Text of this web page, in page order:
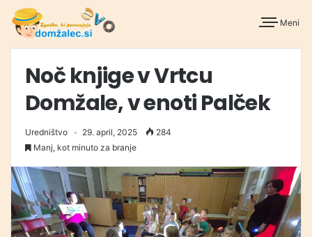
Meni
Noč knjige v Vrtcu
Domžale, v enoti Palček
Uredništvo 29. april, 2025
284
Manj, kot minuto za branje